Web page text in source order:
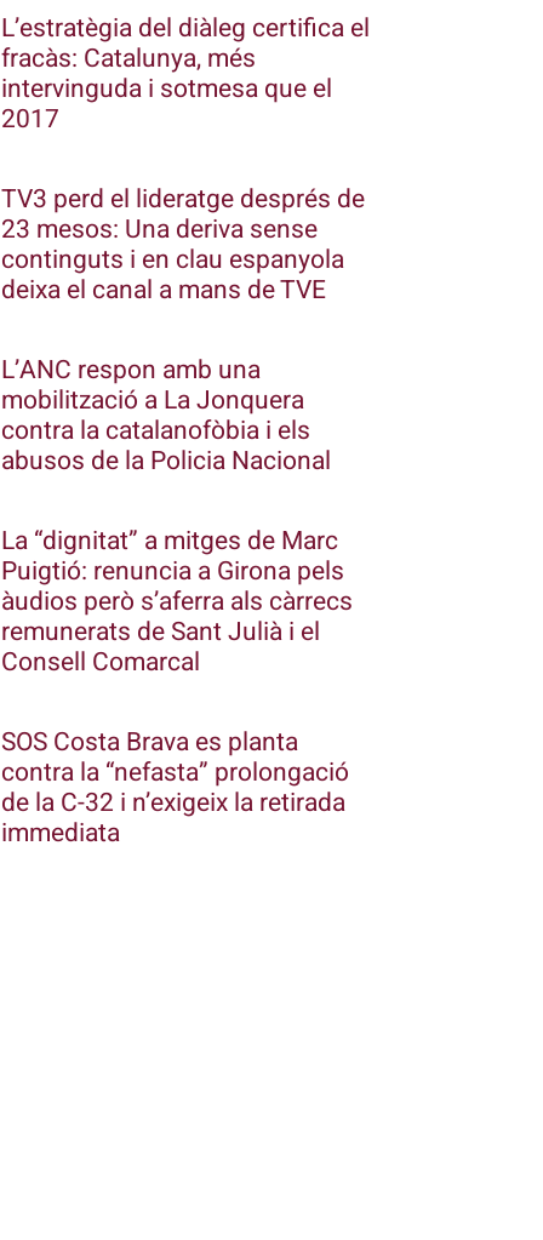
L’estratègia del diàleg certifica el
fracàs: Catalunya, més
intervinguda i sotmesa que el
2017
TV3 perd el lideratge després de
23 mesos: Una deriva sense
continguts i en clau espanyola
deixa el canal a mans de TVE
L’ANC respon amb una
mobilització a La Jonquera
contra la catalanofòbia i els
abusos de la Policia Nacional
La “dignitat” a mitges de Marc
Puigtió: renuncia a Girona pels
àudios però s’aferra als càrrecs
remunerats de Sant Julià i el
Consell Comarcal
SOS Costa Brava es planta
contra la “nefasta” prolongació
de la C-32 i n’exigeix la retirada
immediata